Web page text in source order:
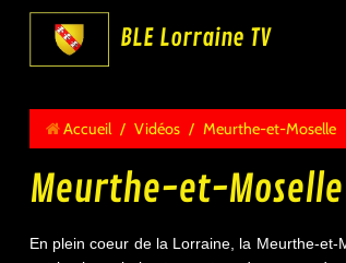
BLE Lorraine TV
Accueil / Vidéos / Meurthe-et-Moselle
Meurthe-et-Moselle
En plein coeur de la Lorraine, la Meurthe-